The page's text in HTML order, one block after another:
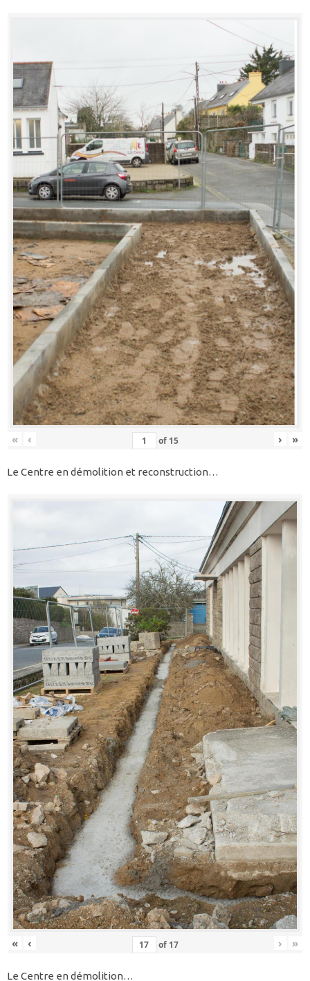
« ‹ of 15 › »
Le Centre en démolition et reconstruction…
« ‹ of 17 › »
Le Centre en démolition…